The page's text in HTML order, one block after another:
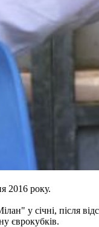
2016 року.
у січні, після
єврокубків.